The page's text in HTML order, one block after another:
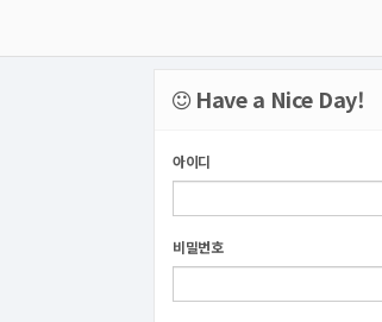
Have a Nice Day!
아이디
비밀번호